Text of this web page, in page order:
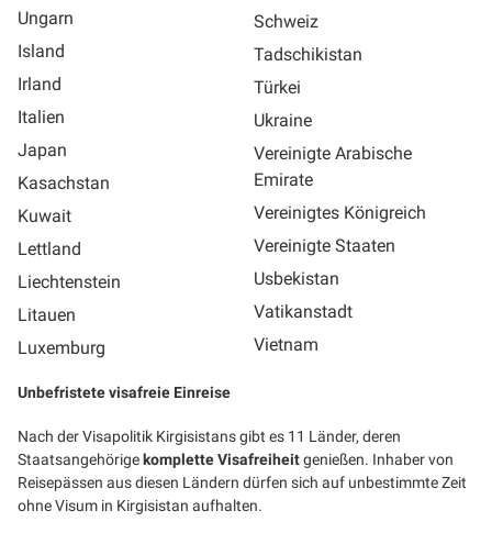
Ungarn
Island
Irland
Italien
Japan
Kasachstan
Kuwait
Lettland
Liechtenstein
Litauen
Luxemburg
Schweiz
Tadschikistan
Türkei
Ukraine
Vereinigte Arabische
Emirate
Vereinigtes Königreich
Vereinigte Staaten
Usbekistan
Vatikanstadt
Vietnam
Unbefristete visafreie Einreise
Nach der Visapolitik Kirgisistans gibt es 11 Länder, deren
Staatsangehörigekomplette Visafreiheitgenießen. Inhaber von
Reisepässen aus diesen Ländern dürfen sich auf unbestimmte Zeit
ohne Visum in Kirgisistan aufhalten.